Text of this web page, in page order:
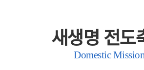
새생명 전도
Domestic